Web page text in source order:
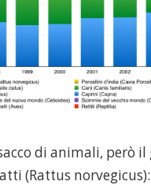
di animali, però
(Rattus